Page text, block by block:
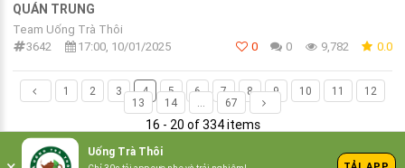
QUÁN TRUNG
Team Uống Trà Thôi
3642
17:00, 10/01/2025 0 0 9,782 0.0
1 2 3 4 5 6 7 8 9 10 11
12
13
14 ... 67
16 - 20 of 334 items
Uống Trà Thôi